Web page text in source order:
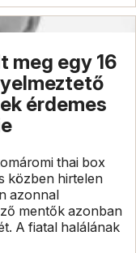
meg egy 16
érdemes
thai box
közben hirtelen
azonnal
mentők azonban
A fiatal halálának